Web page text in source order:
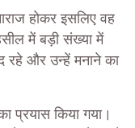
होकर इसलिए वह
में बड़ी संख्या में
रहे और उन्हें मनाने का
प्रयास किया गया।